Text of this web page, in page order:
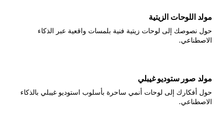
مولد اللوحات الزيتية
حول نصوصك إلى لوحات زيتية فنية بلمسات واقعية عبر الذكاء
الاصطناعي.
مولد صور ستوديو غيبلي
حول أفكارك إلى لوحات أنمي ساحرة بأسلوب استوديو غيبلي بالذكاء
الاصطناعي.